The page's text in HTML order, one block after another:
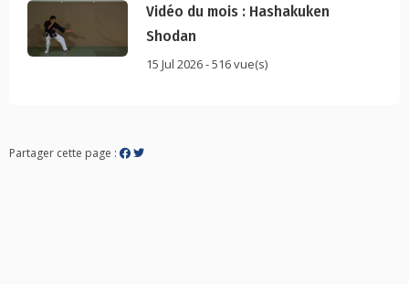
Vidéo du mois : Hashakuken
Shodan
15 Jul 2026 - 516 vue(s)
Partager cette page :